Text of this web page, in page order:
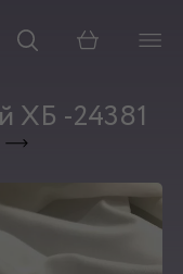
Корзина
ХБ -24381